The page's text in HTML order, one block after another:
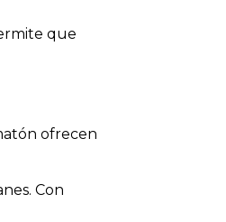
que
ofrecen
Con